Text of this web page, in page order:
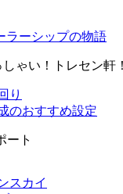
ラーシップの物語
ゃい！トレセン軒
り
のおすすめ設定
ート
スカイ